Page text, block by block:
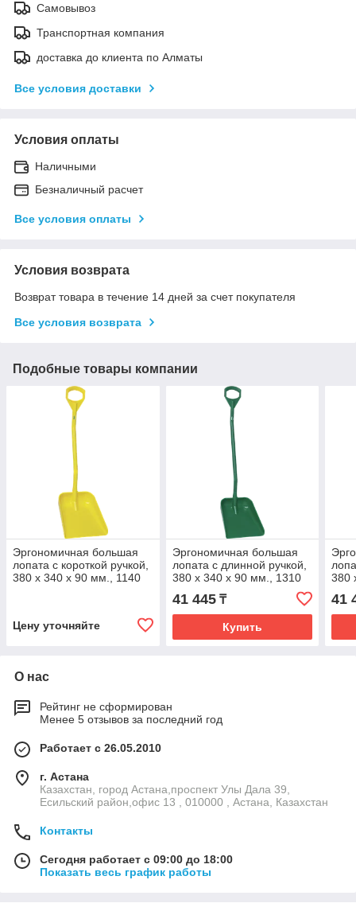
Самовывоз
Транспортная компания
доставка до клиента по Алматы
Все условия доставки
Условия оплаты
Наличными
Безналичный расчет
Все условия оплаты
Условия возврата
Возврат товара в течение 14 дней за счет покупателя
Все условия возврата
Подобные товары компании
Эргономичная большая
лопата с короткой ручкой,
380 x 340 x 90 мм., 1140
Цену уточняйте
Эргономичная большая
лопата с длинной ручкой,
380 x 340 x 90 мм., 1310
мм, зеленый цвет
41 445₸
Купить
380
41
О нас
Рейтинг не сформирован
Менее 5 отзывов за последний год
Работает с 26.05.2010
г. Астана
Казахстан, город Астана,проспект Улы Дала 39,
Есильский район,офис 13 , 010000 , Астана, Казахстан
Контакты
Сегодня работает с 09:00 до 18:00
Показать весь график работы